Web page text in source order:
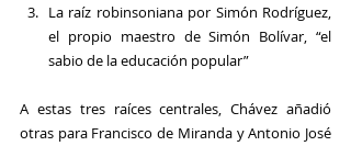
La raíz robinsoniana por Simón Rodríguez,
el propio maestro de Simón Bolívar, “el
sabio de la educación popular”
A estas tres raíces centrales, Chávez añadió
otras para Francisco de Miranda y Antonio José